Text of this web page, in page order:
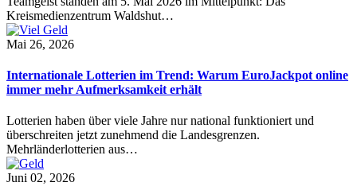
Kreismedienzentrum Waldshut…
Mai 26, 2026
Internationale Lotterien im Trend: Warum EuroJackpot online
immer mehr Aufmerksamkeit erhält
Lotterien haben über viele Jahre nur national funktioniert und
überschreiten jetzt zunehmend die Landesgrenzen.
Mehrländerlotterien aus…
Juni 02, 2026